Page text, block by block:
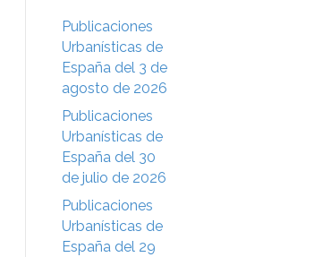
Publicaciones
Urbanísticas de
España del 3 de
agosto de 2026
Publicaciones
Urbanísticas de
España del 30
de julio de 2026
Publicaciones
Urbanísticas de
España del 29